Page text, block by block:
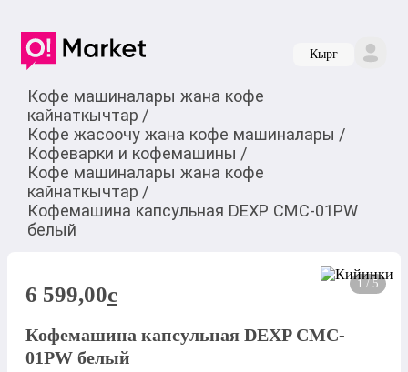
Кырг
Кофе машиналары жана кофе
кайнаткычтар /
Кофе жасоочу жана кофе машиналары /
Кофеварки и кофемашины /
Кофе машиналары жана кофе
кайнаткычтар /
Кофемашина капсульная DEXP CMC-01PW
белый
1 / 5
6 599,00c
Кофемашина капсульная DEXP CMC-
01PW белый